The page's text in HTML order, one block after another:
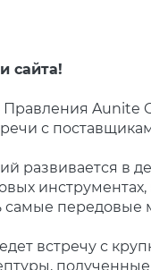
сайта!
Aunite
с
развивается в
передовые
встречу с